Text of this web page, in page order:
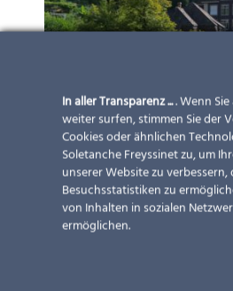
In aller Transparenz .... Wenn
weiter surfen, stimmen Sie der
Cookies oder ähnlichen
Soletanche Freyssinet zu, um
unserer Website zu
Besuchsstatistiken zu
von Inhalten in sozialen
ermöglichen.